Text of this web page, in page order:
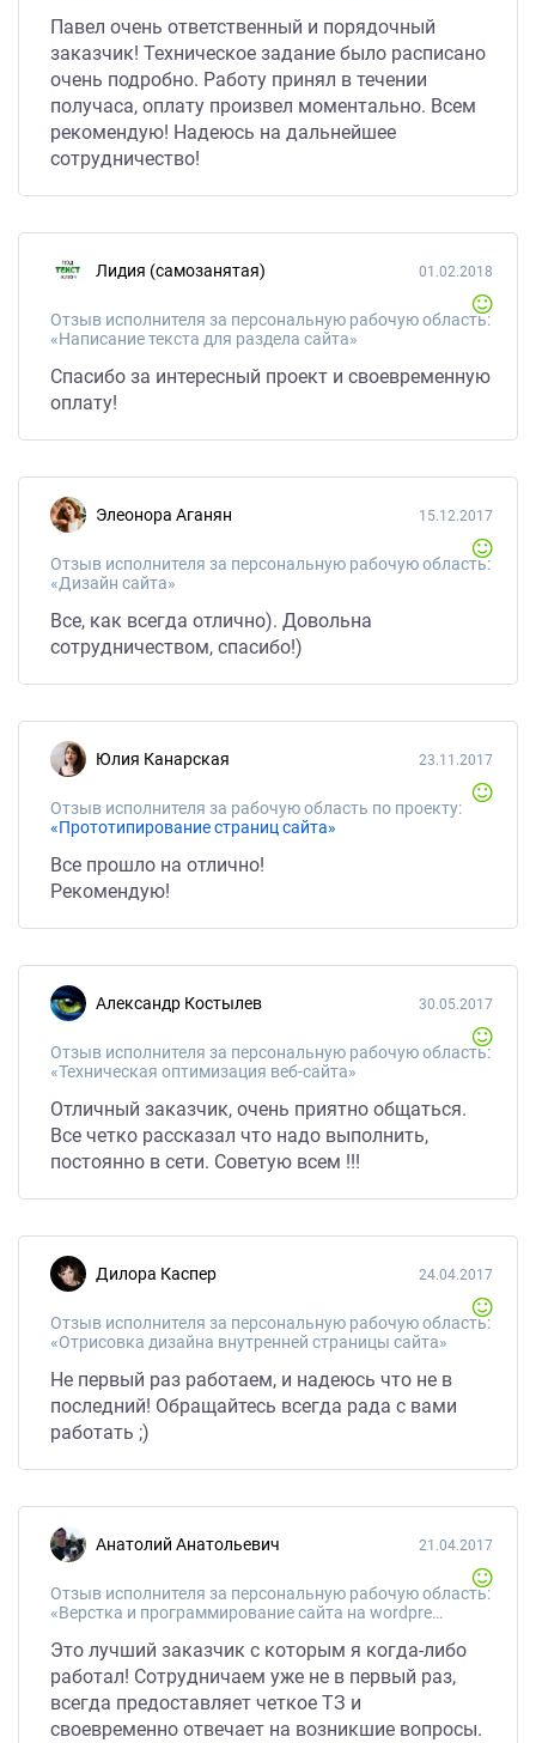
Павел очень ответственный и порядочный
заказчик! Техническое задание было расписано
очень подробно. Работу принял в течении
получаса, оплату произвел моментально. Всем
рекомендую! Надеюсь на дальнейшее
сотрудничество!
Лидия (самозанятая)
Отзыв исполнителя за персональную рабочую область:
«Написание текста для раздела сайта»
01.02.2018
Спасибо за интересный проект и своевременную
оплату!
Элеонора Аганян
Отзыв исполнителя за персональную рабочую область:
«Дизайн сайта»
15.12.2017
Все, как всегда отлично). Довольна
сотрудничеством, спасибо!)
Юлия Канарская
Отзыв исполнителя за рабочую область по проекту:
«Прототипирование страниц сайта»
23.11.2017
Все прошло на отлично!
Рекомендую!
Александр Костылев
Отзыв исполнителя за персональную рабочую область:
«Техническая оптимизация веб-сайта»
30.05.2017
Отличный заказчик, очень приятно общаться.
Все четко рассказал что надо выполнить,
постоянно в сети. Советую всем !!!
Дилора Каспер
Отзыв исполнителя за персональную рабочую область:
«Отрисовка дизайна внутренней страницы сайта»
24.04.2017
Не первый раз работаем, и надеюсь что не в
последний! Обращайтесь всегда рада с вами
работать ;)
Анатолий Анатольевич
Отзыв исполнителя за персональную рабочую область:
«Верстка и программирование сайта на wordpress.»
21.04.2017
Это лучший заказчик с которым я когда-либо
работал! Сотрудничаем уже не в первый раз,
всегда предоставляет четкое ТЗ и
своевременно отвечает на возникшие вопросы.